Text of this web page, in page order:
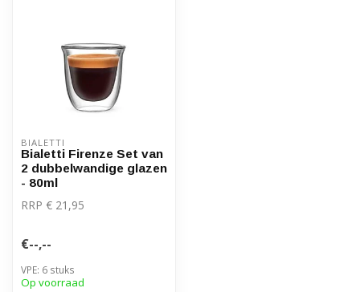
BIALETTI
Bialetti Firenze Set van
2 dubbelwandige glazen
- 80ml
RRP € 21,95
€--,--
VPE: 6 stuks
Op voorraad